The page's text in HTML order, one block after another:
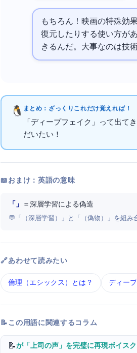
もちろん！映画の特殊効
復元したりする使い方が
きるんだ。大事なのは技
まとめ：ざっくりこれだけ覚えればOK！
「ディープフェイク」って出て
だいたいOK！
📖 おまけ：英語の意味
「Deepfake」 ＝ 深層学習による偽造
💬 「Deep Learning（深層学習）」と「Fake（偽
🔗 あわせて読みたい
AI倫理（AIエシックス） とは？ ディー
📝 この用語に関連するコラム
📝AIが「上司の声」を完璧に再現 — ボイ